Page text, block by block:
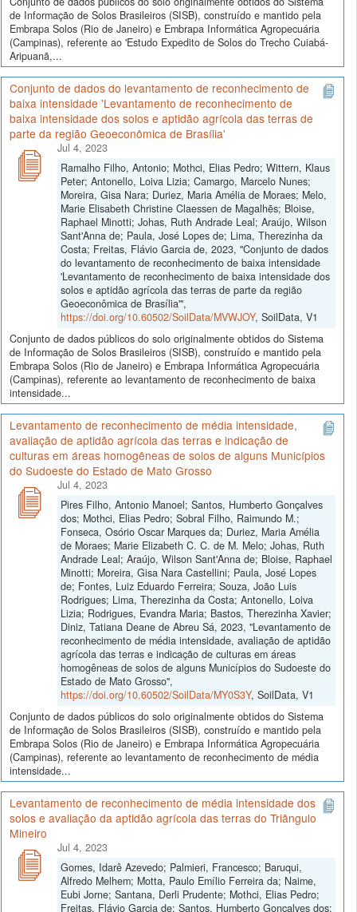
de Informação de Solos Brasileiros (SISB), construído e mantido pela
Embrapa Solos (Rio de Janeiro) e Embrapa Informática Agropecuária
(Campinas), referente ao 'Estudo Expedito de Solos do Trecho Cuiabá-
Aripuanã,...
Conjunto de dados do levantamento de reconhecimento de
baixa intensidade 'Levantamento de reconhecimento de
baixa intensidade dos solos e aptidão agrícola das terras de
parte da região Geoeconômica de Brasília'
Jul 4, 2023
Ramalho Filho, Antonio; Mothci, Elias Pedro; Wittern, Klaus
Peter; Antonello, Loiva Lizia; Camargo, Marcelo Nunes;
Moreira, Gisa Nara; Duriez, Maria Amélia de Moraes; Melo,
Marie Elisabeth Christine Claessen de Magalhẽs; Bloise,
Raphael Minotti; Johas, Ruth Andrade Leal; Araújo, Wilson
Sant'Anna de; Paula, José Lopes de; Lima, Therezinha da
Costa; Freitas, Flávio Garcia de, 2023, "Conjunto de dados
do levantamento de reconhecimento de baixa intensidade
'Levantamento de reconhecimento de baixa intensidade dos
solos e aptidão agrícola das terras de parte da região
Geoeconômica de Brasília'",
https://doi.org/10.60502/SoilData/MVWJOY, SoilData, V1
Conjunto de dados públicos do solo originalmente obtidos do Sistema
de Informação de Solos Brasileiros (SISB), construído e mantido pela
Embrapa Solos (Rio de Janeiro) e Embrapa Informática Agropecuária
(Campinas), referente ao levantamento de reconhecimento de baixa
intensidade...
Levantamento de reconhecimento de média intensidade,
avaliação de aptidão agrícola das terras e indicação de
culturas em áreas homogêneas de solos de alguns Municípios
do Sudoeste do Estado de Mato Grosso
Jul 4, 2023
Pires Filho, Antonio Manoel; Santos, Humberto Gonçalves
dos; Mothci, Elias Pedro; Sobral Filho, Raimundo M.;
Fonseca, Osório Oscar Marques da; Duriez, Maria Amélia
de Moraes; Marie Elizabeth C. C. de M. Melo; Johas, Ruth
Andrade Leal; Araújo, Wilson Sant'Anna de; Bloise, Raphael
Minotti; Moreira, Gisa Nara Castellini; Paula, José Lopes
de; Fontes, Luiz Eduardo Ferreira; Souza, João Luis
Rodrigues; Lima, Therezinha da Costa; Antonello, Loiva
Lizia; Rodrigues, Evandra Maria; Bastos, Therezinha Xavier;
Diniz, Tatiana Deane de Abreu Sá, 2023, "Levantamento de
reconhecimento de média intensidade, avaliação de aptidão
agrícola das terras e indicação de culturas em áreas
homogêneas de solos de alguns Municípios do Sudoeste do
Estado de Mato Grosso",
https://doi.org/10.60502/SoilData/MY0S3Y, SoilData, V1
Conjunto de dados públicos do solo originalmente obtidos do Sistema
de Informação de Solos Brasileiros (SISB), construído e mantido pela
Embrapa Solos (Rio de Janeiro) e Embrapa Informática Agropecuária
(Campinas), referente ao levantamento de reconhecimento de média
intensidade...
Levantamento de reconhecimento de média intensidade dos
solos e avaliação da aptidão agrícola das terras do Triângulo
Mineiro
Jul 4, 2023
Gomes, Idarê Azevedo; Palmieri, Francesco; Baruqui,
Alfredo Melhem; Motta, Paulo Emílio Ferreira da; Naime,
Eubi Jorne; Santana, Derli Prudente; Mothci, Elias Pedro;
Freitas, Flávio Garcia de; Santos, Humberto Gonçalves dos;